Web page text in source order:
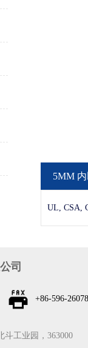
5MM
UL, CSA,
司
+86-596-
工业园，363000